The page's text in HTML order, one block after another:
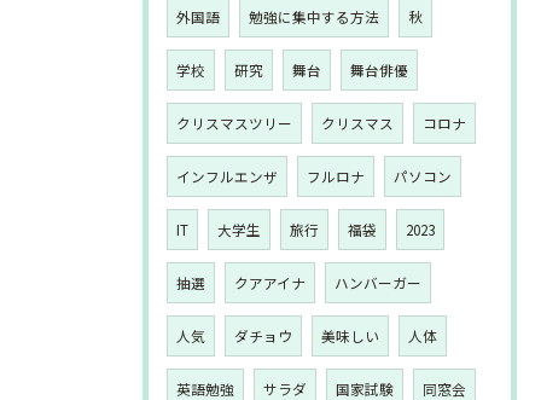
外国語 勉強に集中する方法 秋
学校 研究 舞台 舞台俳優
クリスマスツリー クリスマス コロナ
インフルエンザ フルロナ パソコン
IT 大学生 旅行 福袋 2023
抽選 クアアイナ ハンバーガー
人気 ダチョウ 美味しい 人体
英語勉強 サラダ 国家試験 同窓会